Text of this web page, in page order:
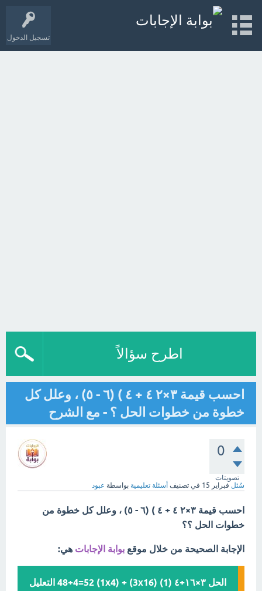
تسجيل الدخول
اطرح سؤالاً
احسب قيمة ٣×٢ ٤ + ٤ ) (٦ - ٥) ، وعلل كل
خطوة من خطوات الحل ؟ - مع الشرح
0
تصويتات
سُئل فبراير 15 في تصنيف أسئلة تعليمية بواسطة عبود
احسب قيمة ٣×٢ ٤ + ٤ ) (٦ - ٥) ، وعلل كل خطوة من
خطوات الحل ؟؟
الإجابة الصحيحة من خلال موقع بوابة الإجابات هي:
الحل ٣×١٦+٤ (1) (3x16) + (1x4) 48+4=52 التعليل